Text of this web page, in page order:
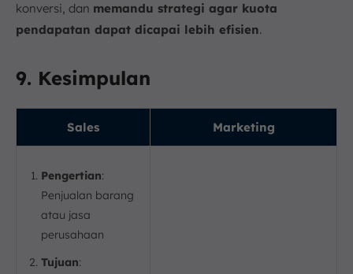
konversi, dan memandu strategi agar kuota
pendapatan dapat dicapai lebih efisien.
9. Kesimpulan
Sales Marketing
Pengertian:
Penjualan barang
atau jasa
perusahaan
Tujuan: